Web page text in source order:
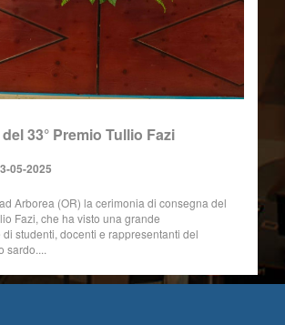
33° Premio Tullio Fazi
05-2025
Arborea (OR) la cerimonia di consegna del
Fazi, che ha visto una grande
studenti, docenti e rappresentanti del
sardo....